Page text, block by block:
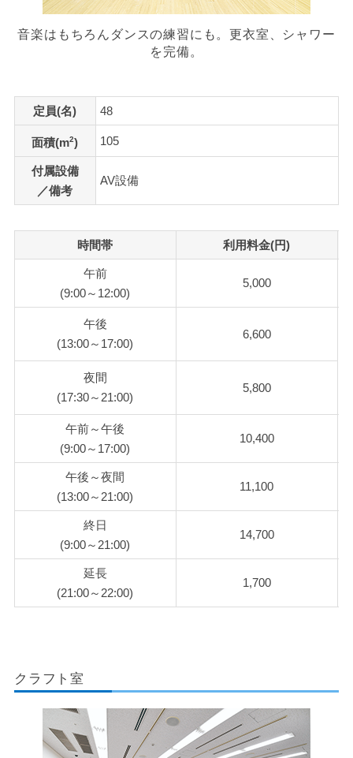
音楽はもちろんダンスの練習にも。更衣室、シャワー
を完備。
定員(名) 48
面積(m2) 105
付属設備
／備考
AV設備
時間帯 利用料金(円)
午前
(9:00～12:00)
5,000
午後
(13:00～17:00)
6,600
夜間
(17:30～21:00)
5,800
午前～午後
(9:00～17:00)
10,400
午後～夜間
(13:00～21:00)
11,100
終日
(9:00～21:00)
14,700
延長
(21:00～22:00)
1,700
クラフト室